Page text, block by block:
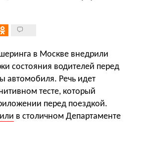
в Москве внедрили
состояния водителей перед
автомобиля. Речь идет
тесте, который
перед поездкой.
в столичном Департаменте